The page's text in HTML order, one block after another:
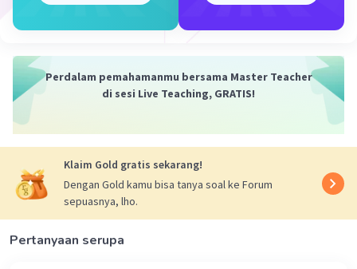
Iklan
Perdalam pemahamanmu bersama Master Teacher
di sesi Live Teaching, GRATIS!
Klaim Gold gratis sekarang!
Dengan Gold kamu bisa tanya soal ke Forum
sepuasnya, lho.
Pertanyaan serupa